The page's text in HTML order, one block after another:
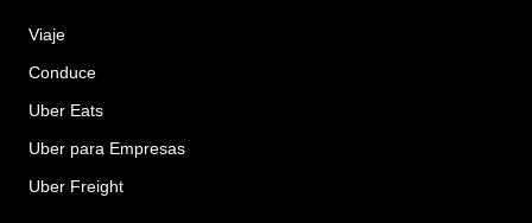
Viaje
Conduce
Uber Eats
Uber para Empresas
Uber Freight